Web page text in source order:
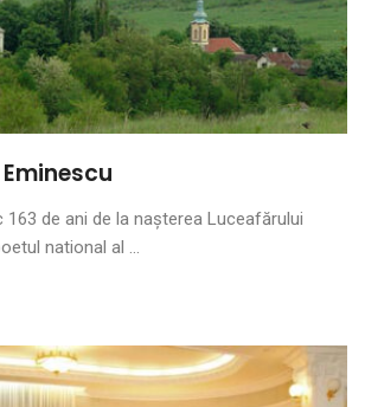
de ani de la nașterea Luceafărului
national al ...